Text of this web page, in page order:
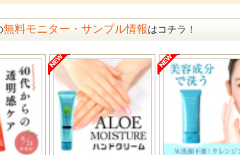
無料モニター・サンプル情報 はコチラ！
方法 選考 発表日： 3月11日(金)
塗りで黒まゆ隠し！
あります。
毛のコンシーラー！」